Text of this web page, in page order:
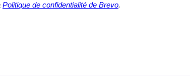
Politique de confidentialité de Brevo.